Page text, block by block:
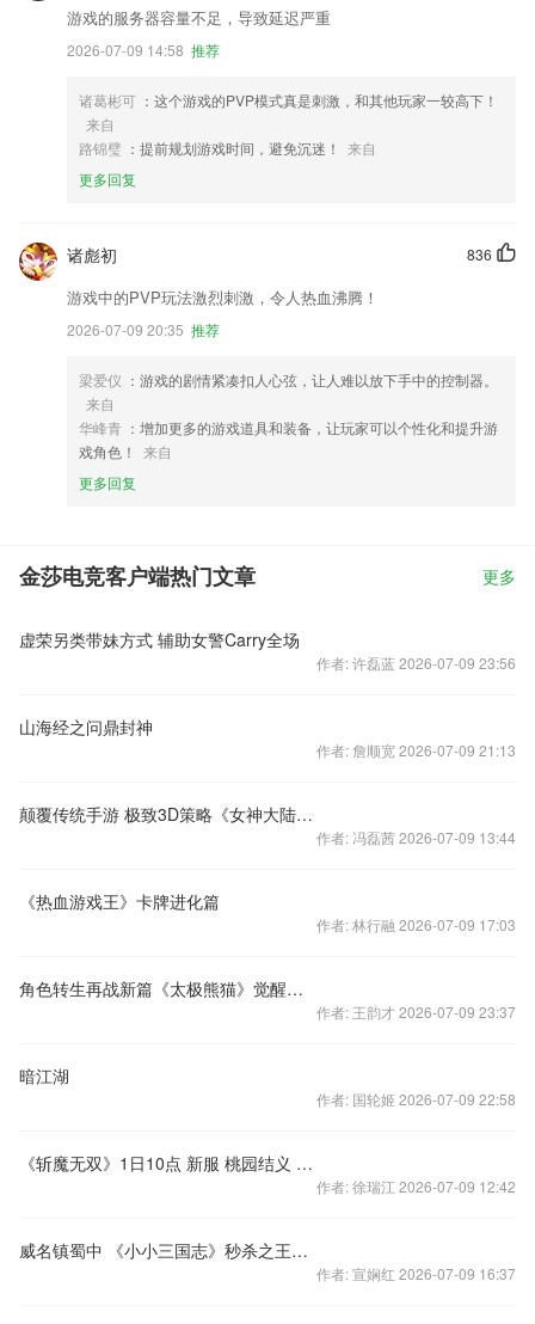
游戏的服务器容量不足，导致延迟严重
2026-07-09 14:58 推荐
诸葛彬可 ：这个游戏的PVP模式真是刺激，和其他玩家一较高下！
来自
路锦璧 ：提前规划游戏时间，避免沉迷！
来自
更多回复
836
诸彪初
游戏中的PVP玩法激烈刺激，令人热血沸腾！
2026-07-09 20:35 推荐
梁爱仪 ：游戏的剧情紧凑扣人心弦，让人难以放下手中的控制器。
来自
华峰青 ：增加更多的游戏道具和装备，让玩家可以个性化和提升游
戏角色！
来自
更多回复
金莎电竞客户端热门文章 更多
虚荣另类带妹方式 辅助女警Carry全场
作者: 许磊蓝 2026-07-09 23:56
山海经之问鼎封神
作者: 詹顺宽 2026-07-09 21:13
颠覆传统手游 极致3D策略《女神大陆》强势来袭
作者: 冯磊茜 2026-07-09 13:44
《热血游戏王》卡牌进化篇
作者: 林行融 2026-07-09 17:03
角色转生再战新篇《太极熊猫》觉醒新版今日开启
作者: 王韵才 2026-07-09 23:37
暗江湖
作者: 国轮姬 2026-07-09 22:58
《斩魔无双》1日10点 新服 桃园结义 震撼来袭
作者: 徐瑞江 2026-07-09 12:42
威名镇蜀中 《小小三国志》秒杀之王黄忠来袭
作者: 宣娴红 2026-07-09 16:37